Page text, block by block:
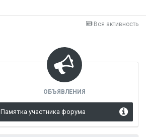
Вся активность
ОБЪЯВЛЕНИЯ
Памятка участника форума